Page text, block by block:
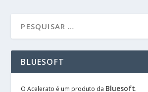
BLUESOFT
O Acelerato é um produto da Bluesoft.